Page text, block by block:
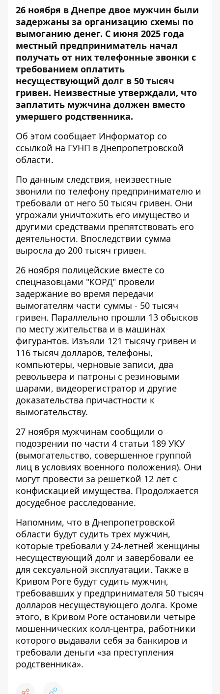
26 ноября в Днепре двое мужчин были
задержаны за организацию схемы по
вымоганию денег. С июня 2025 года
местный предприниматель начал
получать от них телефонные звонки с
требованием оплатить
несуществующий долг в 50 тысяч
гривен. Неизвестные утверждали, что
заплатить мужчина должен вместо
умершего родственника.
Об этом сообщает Информатор со
ссылкой на ГУНП в Днепропетровской
области.
По данным следствия, неизвестные
звонили по телефону предпринимателю и
требовали от него 50 тысяч гривен. Они
угрожали уничтожить его имущество и
другими средствами препятствовать его
деятельности. Впоследствии сумма
выросла до 200 тысяч гривен.
26 ноября полицейские вместе со
спецназовцами "КОРД" провели
задержание во время передачи
вымогателям части суммы - 50 тысяч
гривен. Параллельно прошли 13 обысков
по месту жительства и в машинах
фигурантов. Изъяли 121 тысячу гривен и
116 тысяч долларов, телефоны,
компьютеры, черновые записи, два
револьвера и патроны с резиновыми
шарами, видеорегистратор и другие
доказательства причастности к
вымогательству.
27 ноября мужчинам сообщили о
подозрении по части 4 статьи 189 УКУ
(вымогательство, совершенное группой
лиц в условиях военного положения). Они
могут провести за решеткой 12 лет с
конфискацией имущества. Продолжается
досудебное расследование.
Напомним, что в Днепропетровской
области будут судить трех мужчин,
которые требовали у 24-летней женщины
несуществующий долг и завербовали ее
для сексуальной эксплуатации. Также в
Кривом Роге будут судить мужчин,
требовавших у предпринимателя 50 тысяч
долларов несуществующего долга. Кроме
этого, в Кривом Роге остановили четыре
мошеннических колл-центра, работники
которого выдавали себя за банкиров и
требовали деньги «за преступления
родственника».